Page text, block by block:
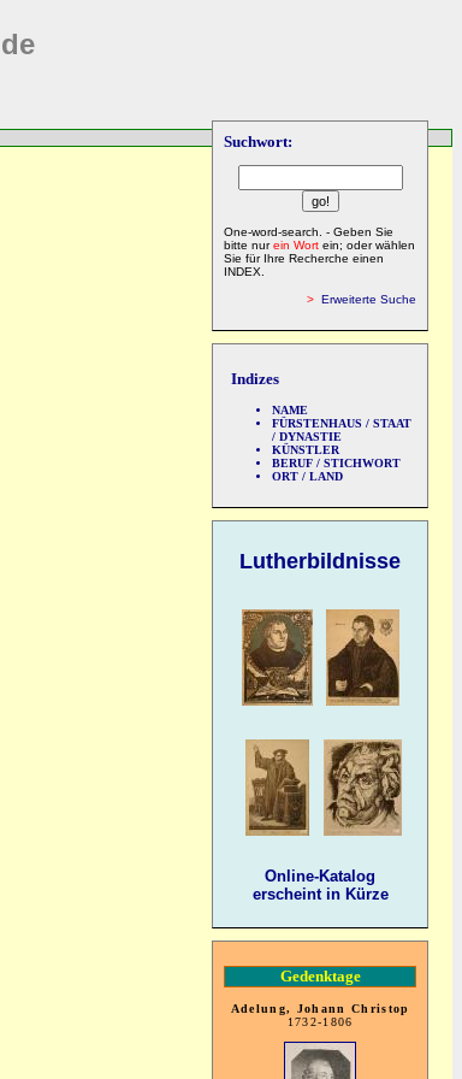
de
Suchwort:
One-word-search. - Geben Sie
bitte nurein Wort ein; oder wählen
Sie für Ihre Recherche einen
INDEX.
> Erweiterte Suche
Indizes
NAME
FÜRSTENHAUS / STAAT
/ DYNASTIE
KÜNSTLER
BERUF / STICHWORT
ORT / LAND
Lutherbildnisse
Online-Katalog
erscheint in Kürze
Gedenktage
Adelung, Johann Christop
1732-1806